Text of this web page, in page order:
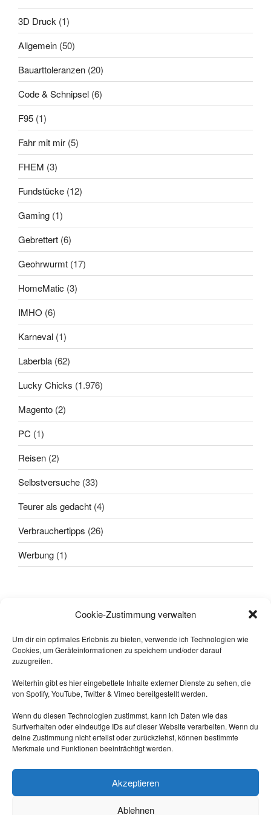
Cookie-Zustimmung verwalten
Um dir ein optimales Erlebnis zu bieten, verwende ich Technologien wie
Cookies, um Geräteinformationen zu speichern und/oder darauf
zuzugreifen.
Weiterhin gibt es hier eingebettete Inhalte externer Dienste zu sehen, die
von Spotify, YouTube, Twitter & Vimeo bereitgestellt werden.
Wenn du diesen Technologien zustimmst, kann ich Daten wie das
Surfverhalten oder eindeutige IDs auf dieser Website verarbeiten. Wenn du
deine Zustimmung nicht erteilst oder zurückziehst, können bestimmte
Merkmale und Funktionen beeinträchtigt werden.
Akzeptieren
Ablehnen
3D Druck (1)
Allgemein (50)
Bauarttoleranzen (20)
Code & Schnipsel (6)
F95 (1)
Fahr mit mir (5)
FHEM (3)
Fundstücke (12)
Gaming (1)
Gebrettert (6)
Geohrwurmt (17)
HomeMatic (3)
IMHO (6)
Karneval (1)
Laberbla (62)
Lucky Chicks (1.976)
Magento (2)
PC (1)
Reisen (2)
Selbstversuche (33)
Teurer als gedacht (4)
Verbrauchertipps (26)
Werbung (1)
Dann kam einer, der wusste das
Triff mich auf Mastodon:
https://nrw.social/@laberbla